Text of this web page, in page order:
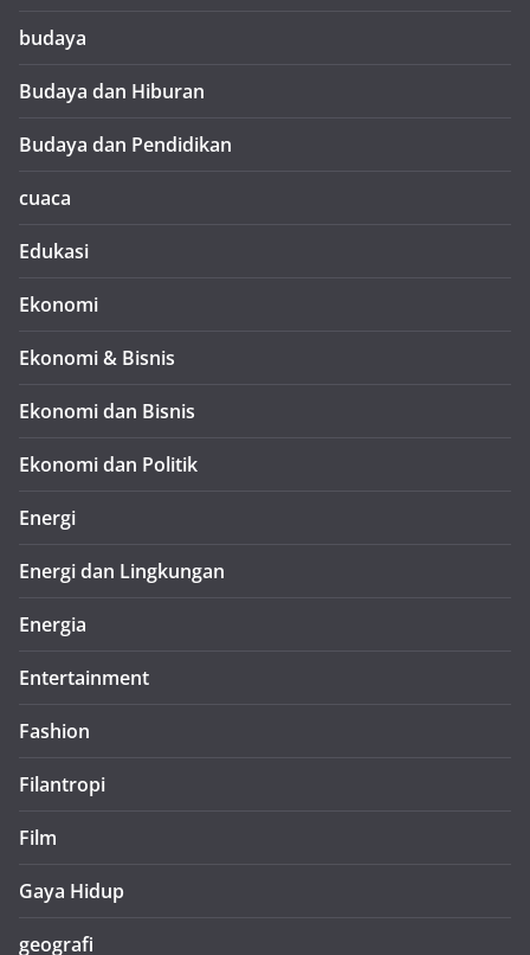
budaya
Budaya dan Hiburan
Budaya dan Pendidikan
cuaca
Edukasi
Ekonomi
Ekonomi & Bisnis
Ekonomi dan Bisnis
Ekonomi dan Politik
Energi
Energi dan Lingkungan
Energia
Entertainment
Fashion
Filantropi
Film
Gaya Hidup
geografi